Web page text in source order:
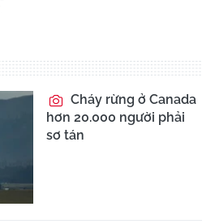
Cháy rừng ở Canada
hơn 20.000 người phải
sơ tán